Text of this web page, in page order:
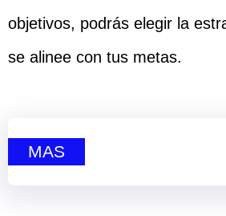
objetivos, podrás elegir la
se alinee con tus metas.
MAS